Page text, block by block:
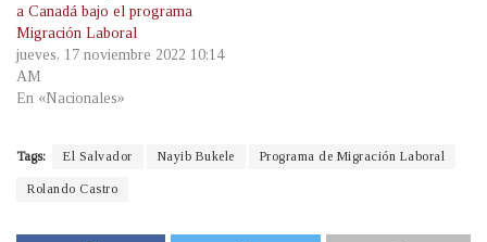
a Canadá bajo el programa
Migración Laboral
jueves, 17 noviembre 2022 10:14
AM
En «Nacionales»
Tags: El Salvador Nayib Bukele Programa de Migración Laboral
Rolando Castro